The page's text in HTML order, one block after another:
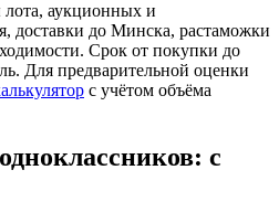
лота, аукционных и
доставки до Минска, растаможки
Срок от покупки до
Для предварительной оценки
с учётом объёма
с